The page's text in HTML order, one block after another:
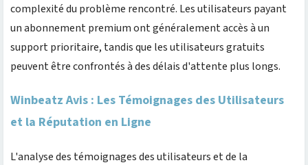
complexité du problème rencontré. Les utilisateurs payant
un abonnement premium ont généralement accès à un
support prioritaire, tandis que les utilisateurs gratuits
peuvent être confrontés à des délais d'attente plus longs.
Winbeatz Avis : Les Témoignages des Utilisateurs
et la Réputation en Ligne
L'analyse des témoignages des utilisateurs et de la